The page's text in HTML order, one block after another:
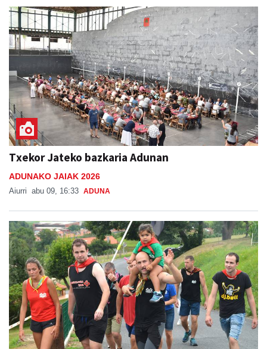
Txekor Jateko bazkaria Adunan
ADUNAKO JAIAK 2026
Aiurri abu 09, 16:33 ADUNA